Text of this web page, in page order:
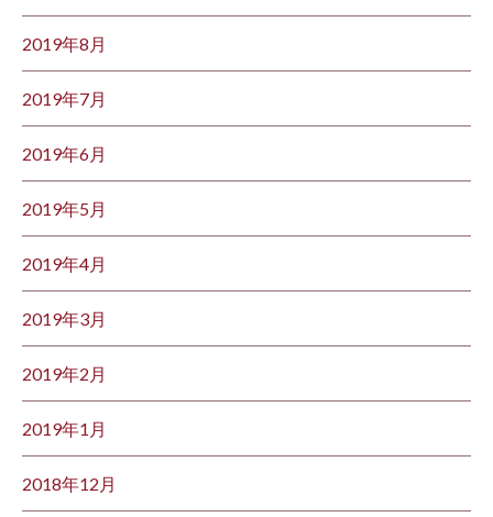
2019年8月
2019年7月
2019年6月
2019年5月
2019年4月
2019年3月
2019年2月
2019年1月
2018年12月